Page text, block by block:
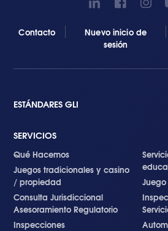
Contacto
Nuevo inicio de
sesión
ESTÁNDARES GLI
SERVICIOS
Qué Hacemos
Juegos tradicionales y casino
/ propiedad
Consulta Jurisdiccional
Asesoramiento Regulatorio
Inspecciones